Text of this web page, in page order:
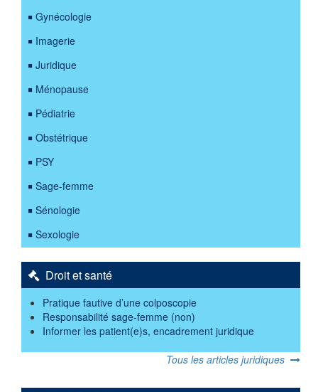
Gynécologie
Imagerie
Juridique
Ménopause
Pédiatrie
Obstétrique
PSY
Sage-femme
Sénologie
Sexologie
Droit et santé
Pratique fautive d’une colposcopie
Responsabilité sage-femme (non)
Informer les patient(e)s, encadrement juridique
Tous les articles juridiques